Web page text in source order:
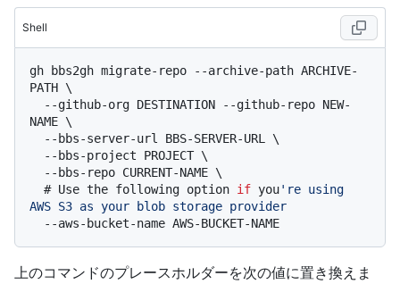
Shell
gh bbs2gh migrate-repo --archive-path ARCHIVE-
PATH \
NAME \
  #
Use the following option if you're using
AWS S3 as your blob storage provider
上のコマンドのプレースホルダーを次の値に置き換えま